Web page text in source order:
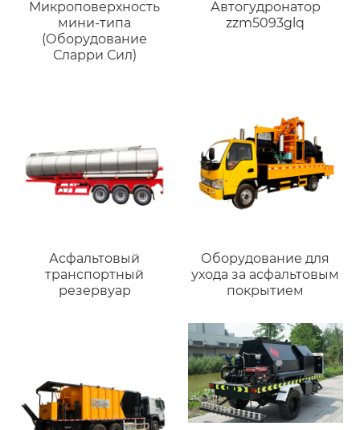
Микроповерхность
мини-типа
(Оборудование
Сларри Сил)
Автогудронатор
zzm5093glq
Асфальтовый
транспортный
резервуар
Оборудование для
ухода за асфальтовым
покрытием